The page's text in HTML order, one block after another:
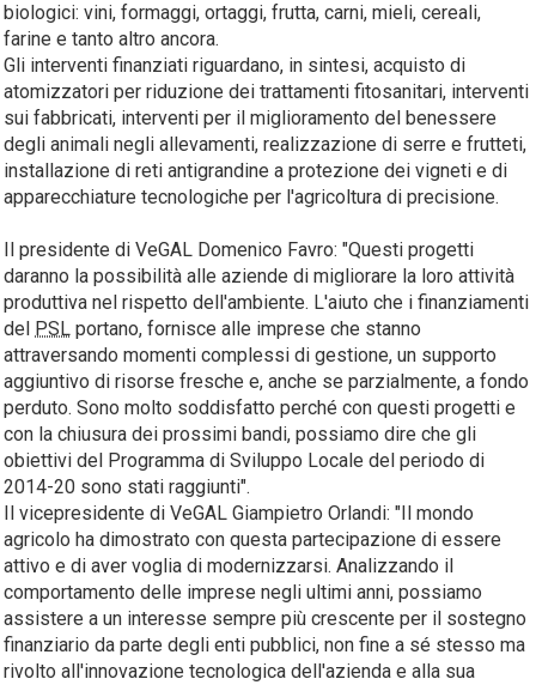
biologici: vini, formaggi, ortaggi, frutta, carni, mieli, cereali,
farine e tanto altro ancora.
Gli interventi finanziati riguardano, in sintesi, acquisto di
atomizzatori per riduzione dei trattamenti fitosanitari, interventi
sui fabbricati, interventi per il miglioramento del benessere
degli animali negli allevamenti, realizzazione di serre e frutteti,
installazione di reti antigrandine a protezione dei vigneti e di
apparecchiature tecnologiche per l'agricoltura di precisione.
Il presidente di VeGAL Domenico Favro: "Questi progetti
daranno la possibilità alle aziende di migliorare la loro attività
produttiva nel rispetto dell'ambiente. L'aiuto che i finanziamenti
del
PSL portano, fornisce alle imprese che stanno
attraversando momenti complessi di gestione, un supporto
aggiuntivo di risorse fresche e, anche se parzialmente, a fondo
perduto. Sono molto soddisfatto perché con questi progetti e
con la chiusura dei prossimi bandi, possiamo dire che gli
obiettivi del Programma di Sviluppo Locale del periodo di
2014-20 sono stati raggiunti".
Il vicepresidente di VeGAL Giampietro Orlandi: "Il mondo
agricolo ha dimostrato con questa partecipazione di essere
attivo e di aver voglia di modernizzarsi. Analizzando il
comportamento delle imprese negli ultimi anni, possiamo
assistere a un interesse sempre più crescente per il sostegno
finanziario da parte degli enti pubblici, non fine a sé stesso ma
rivolto all'innovazione tecnologica dell'azienda e alla sua